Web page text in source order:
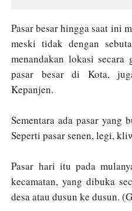
Pasar besar hingga saat ini
meski tidak dengan
menandakan lokasi
pasar besar di Kota,
Kepanjen.
Sementara ada pasar yang
Seperti pasar senen, legi,
Pasar hari itu pada
kecamatan, yang dibuka
desa atau dusun ke dusun.